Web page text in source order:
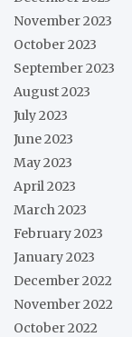
November 2023
October 2023
September 2023
August 2023
July 2023
June 2023
May 2023
April 2023
March 2023
February 2023
January 2023
December 2022
November 2022
October 2022